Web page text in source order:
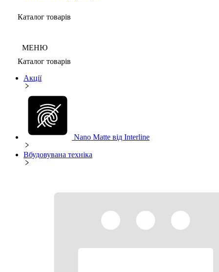
Каталог товарів
МЕНЮ
Каталог товарів
Акції
Nano Matte від Interline
Вбудовувана техніка